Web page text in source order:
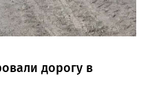
дорогу в